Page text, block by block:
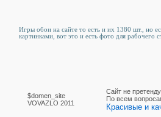
Игры обои на сайте то есть и их 1380 шт., но
картинками, вот это и есть фото для рабочего
$domen_site
VOVAZLO 2011
Сайт не
По вcем
Красивые и